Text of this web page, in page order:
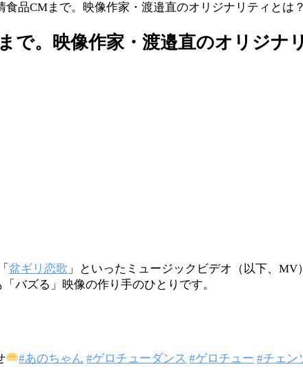
品CMまで。映像作家・渡邉直のオリジナリティとは？
。映像作家・渡邉直のオリジナ
「 盆ギリ恋歌 」といったミュージックビデオ（以下、
バズる」映像の作り手のひとりです。
#あのちゃん #ゲロチューダンス #ゲロチュー #チェン